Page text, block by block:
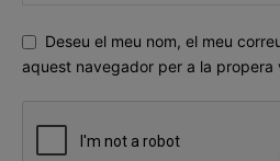
Deseu el meu nom, el meu
aquest navegador per a la propera